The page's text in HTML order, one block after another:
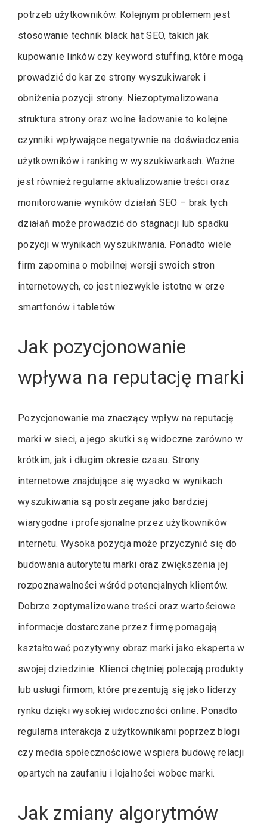
potrzeb użytkowników. Kolejnym problemem jest
stosowanie technik black hat SEO, takich jak
kupowanie linków czy keyword stuffing, które mogą
prowadzić do kar ze strony wyszukiwarek i
obniżenia pozycji strony. Niezoptymalizowana
struktura strony oraz wolne ładowanie to kolejne
czynniki wpływające negatywnie na doświadczenia
użytkowników i ranking w wyszukiwarkach. Ważne
jest również regularne aktualizowanie treści oraz
monitorowanie wyników działań SEO – brak tych
działań może prowadzić do stagnacji lub spadku
pozycji w wynikach wyszukiwania. Ponadto wiele
firm zapomina o mobilnej wersji swoich stron
internetowych, co jest niezwykle istotne w erze
smartfonów i tabletów.
Jak pozycjonowanie
wpływa na reputację marki
Pozycjonowanie ma znaczący wpływ na reputację
marki w sieci, a jego skutki są widoczne zarówno w
krótkim, jak i długim okresie czasu. Strony
internetowe znajdujące się wysoko w wynikach
wyszukiwania są postrzegane jako bardziej
wiarygodne i profesjonalne przez użytkowników
internetu. Wysoka pozycja może przyczynić się do
budowania autorytetu marki oraz zwiększenia jej
rozpoznawalności wśród potencjalnych klientów.
Dobrze zoptymalizowane treści oraz wartościowe
informacje dostarczane przez firmę pomagają
kształtować pozytywny obraz marki jako eksperta w
swojej dziedzinie. Klienci chętniej polecają produkty
lub usługi firmom, które prezentują się jako liderzy
rynku dzięki wysokiej widoczności online. Ponadto
regularna interakcja z użytkownikami poprzez blogi
czy media społecznościowe wspiera budowę relacji
opartych na zaufaniu i lojalności wobec marki.
Jak zmiany algorytmów